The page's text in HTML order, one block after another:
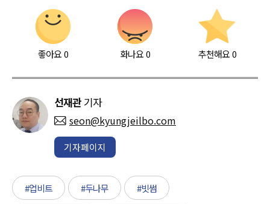
좋아요0 화나요0 추천해요 0
선재관 기자
seon@kyungjeilbo.com
기자페이지
#업비트 #두나무 #빗썸